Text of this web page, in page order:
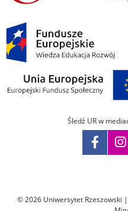
© 2026 Uniwersytet Rzeszowski |
Śledź UR w